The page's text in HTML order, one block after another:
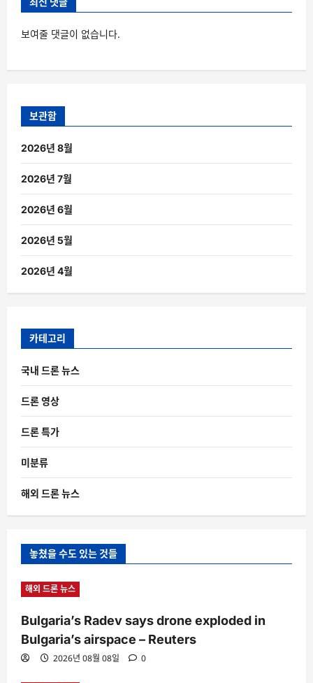
보여줄 댓글이 없습니다.
보관함
2026년 8월
2026년 7월
2026년 6월
2026년 5월
2026년 4월
카테고리
국내 드론 뉴스
드론 영상
드론 특가
미분류
해외 드론 뉴스
놓쳤을 수도 있는 것들
해외 드론 뉴스
Bulgaria’s Radev says drone exploded in
Bulgaria’s airspace – Reuters
2026년 08월 08일 0